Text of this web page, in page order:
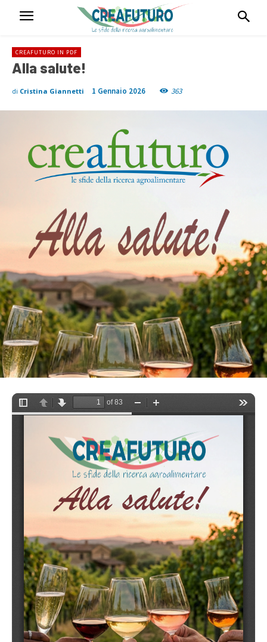
CREAFUTURO IN PDF
Alla salute!
di Cristina Giannetti 1 Gennaio 2026 363